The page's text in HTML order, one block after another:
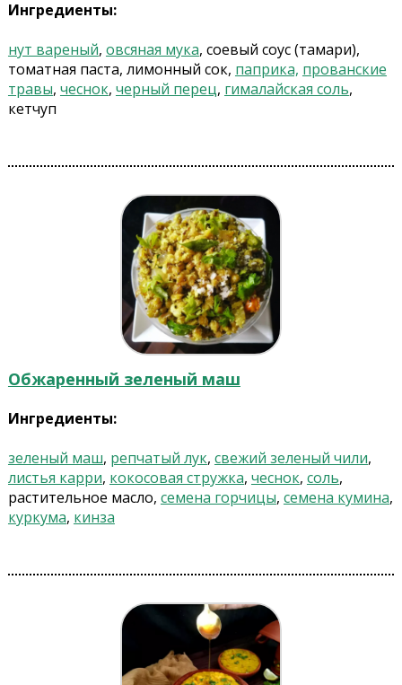
Ингредиенты:
нут вареный, овсяная мука, соевый соус (тамари),
томатная паста, лимонный сок, паприка, прованские
травы, чеснок, черный перец, гималайская соль,
кетчуп
Обжаренный зеленый маш
Ингредиенты:
зеленый маш, репчатый лук, свежий зеленый чили,
листья карри, кокосовая стружка, чеснок, соль,
растительное масло, семена горчицы, семена кумина,
куркума, кинза